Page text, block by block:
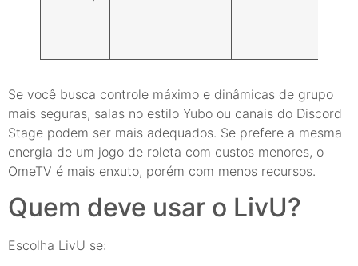
Se você busca controle máximo e dinâmicas de grupo
mais seguras, salas no estilo Yubo ou canais do Discord
Stage podem ser mais adequados. Se prefere a mesma
energia de um jogo de roleta com custos menores, o
OmeTV é mais enxuto, porém com menos recursos.
Quem deve usar o LivU?
Escolha LivU se: